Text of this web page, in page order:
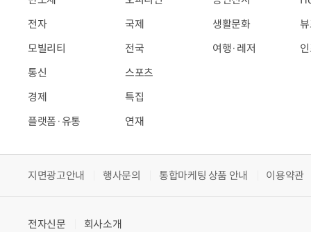
전자
모빌리티
통신
경제
플랫폼·유통
국제
전국
스포츠
특집
연재
생활문화
여행·레저
지면광고안내 행사문의 통합마케팅 상품 안내 이용약관
전자신문
회사소개